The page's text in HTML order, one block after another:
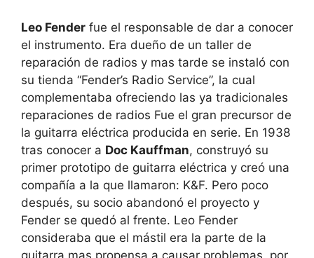
Leo Fender fue el responsable de dar a conocer
el instrumento. Era dueño de un taller de
reparación de radios y mas tarde se instaló con
su tienda “Fender’s Radio Service”, la cual
complementaba ofreciendo las ya tradicionales
reparaciones de radios Fue el gran precursor de
la guitarra eléctrica producida en serie. En 1938
tras conocer a Doc Kauffman, construyó su
primer prototipo de guitarra eléctrica y creó una
compañía a la que llamaron: K&F. Pero poco
después, su socio abandonó el proyecto y
Fender se quedó al frente. Leo Fender
consideraba que el mástil era la parte de la